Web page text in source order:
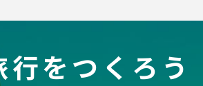
行をつくろう